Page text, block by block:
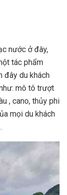
nước ở đây,
tác phẩm
đây du khách
mô tô trượt
, cano, thủy phi
mọi du khách